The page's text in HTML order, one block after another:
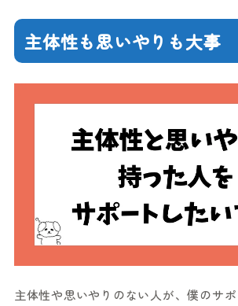
主体性も思いやりも大事
主体性や思いやりのない人が、僕のサポ